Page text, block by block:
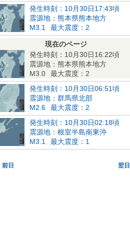
発生時刻：10月30日17:43頃
震源地：熊本県熊本地方
M3.1
最大震度：2
現在のページ
発生時刻：10月30日16:22頃
震源地：熊本県熊本地方
M3.0
最大震度：2
発生時刻：10月30日06:51頃
震源地：群馬県北部
M2.6
最大震度：2
発生時刻：10月30日02:18頃
震源地：根室半島南東沖
M3.1
最大震度：1
前日 翌日